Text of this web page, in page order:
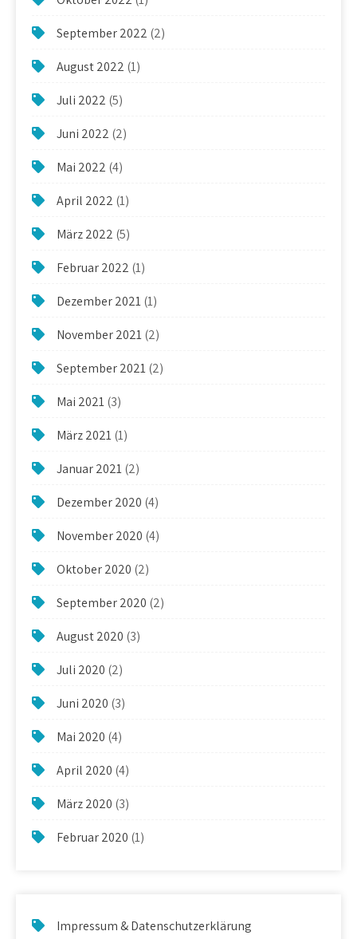
September 2022 (2)
August 2022 (1)
Juli 2022 (5)
Juni 2022 (2)
Mai 2022 (4)
April 2022 (1)
März 2022 (5)
Februar 2022 (1)
Dezember 2021(1)
November 2021(2)
September 2021(2)
Mai 2021(3)
März 2021(1)
Januar 2021(2)
Dezember 2020 (4)
November 2020 (4)
Oktober 2020 (2)
September 2020 (2)
August 2020 (3)
Juli 2020 (2)
Juni 2020 (3)
Mai 2020 (4)
April 2020 (4)
März 2020 (3)
Februar 2020 (1)
Impressum & Datenschutzerklärung